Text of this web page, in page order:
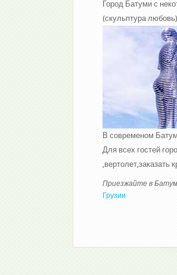
Город Батуми с
(скульптура
В современом
Для всех гостей
,вертолет,заказать
Приезжайте в
Грузии